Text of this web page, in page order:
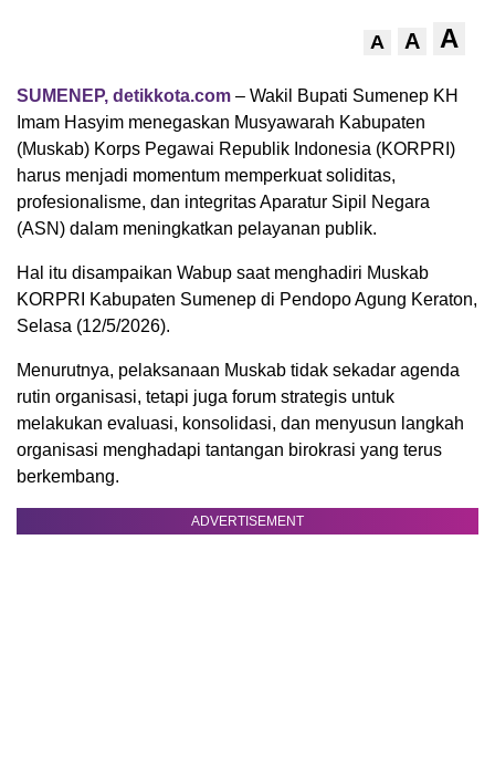
A A A
SUMENEP, detikkota.com – Wakil Bupati Sumenep KH
Imam Hasyim menegaskan Musyawarah Kabupaten
(Muskab) Korps Pegawai Republik Indonesia (KORPRI)
harus menjadi momentum memperkuat soliditas,
profesionalisme, dan integritas Aparatur Sipil Negara
(ASN) dalam meningkatkan pelayanan publik.
Hal itu disampaikan Wabup saat menghadiri Muskab
KORPRI Kabupaten Sumenep di Pendopo Agung Keraton,
Selasa (12/5/2026).
Menurutnya, pelaksanaan Muskab tidak sekadar agenda
rutin organisasi, tetapi juga forum strategis untuk
melakukan evaluasi, konsolidasi, dan menyusun langkah
organisasi menghadapi tantangan birokrasi yang terus
berkembang.
ADVERTISEMENT